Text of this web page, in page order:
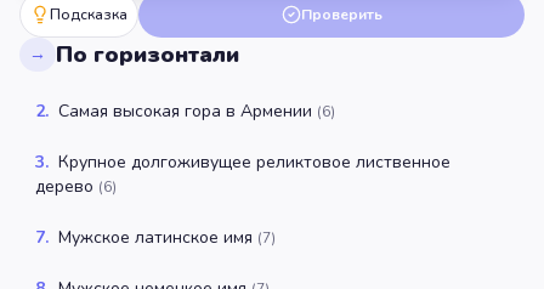
Подсказка Проверить
→ По горизонтали
2. Самая высокая гора в Армении (6)
3. Крупное долгоживущее реликтовое лиственное
дерево (6)
7. Мужское латинское имя (7)